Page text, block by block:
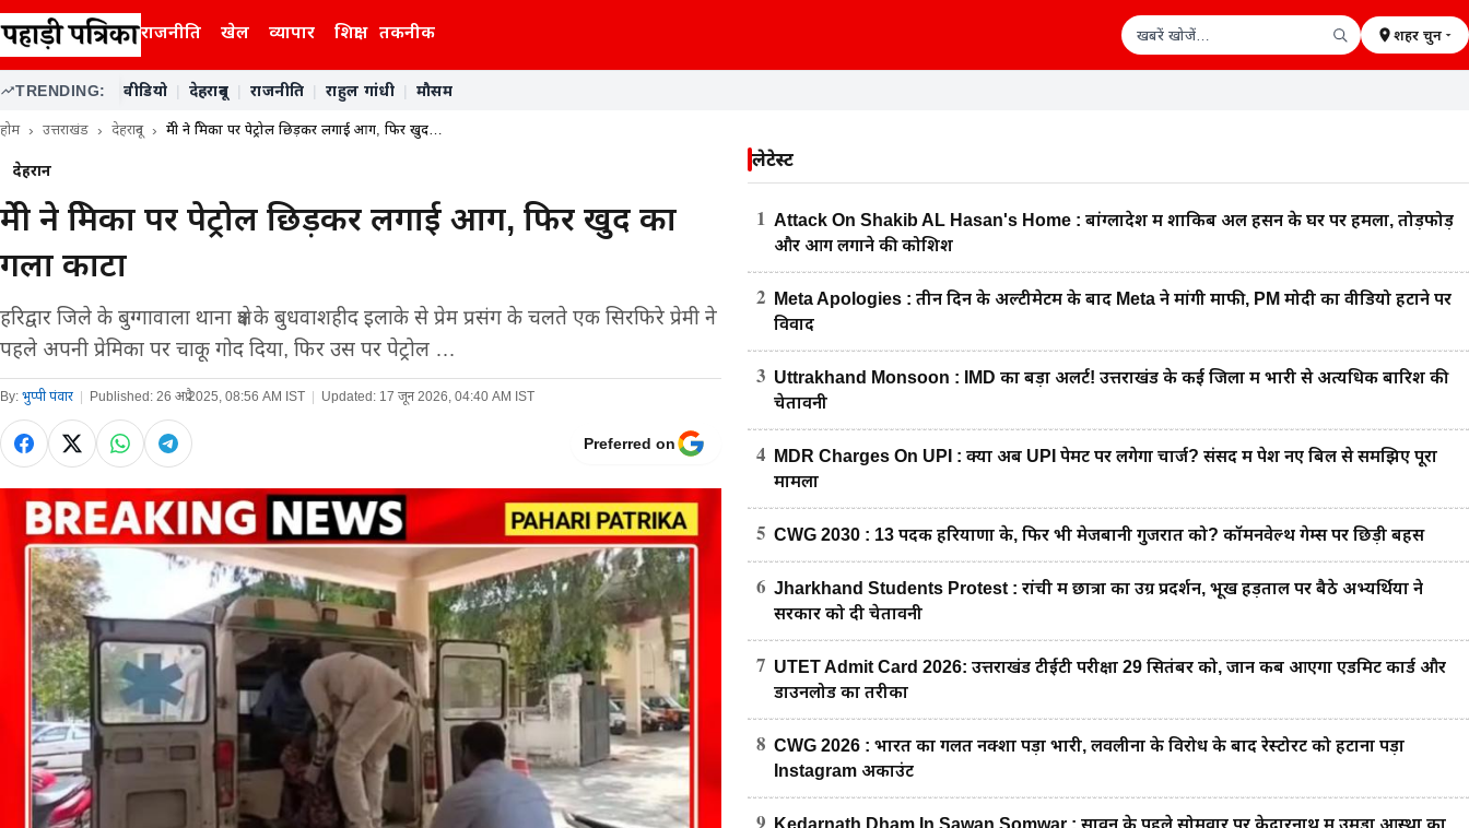
राजनीति खेल व्यापार शिक्षा
तकनीक
शहर चुनें
TRENDING: वीडियो | देहरादून | राजनीति | राहुल गांधी | मौसम
होम उत्तराखंड देहरादून प्रेमी ने प्रेमिका पर पेट्रोल छिड़कर लगाई आग, फिर खुद…
देहरादून
प्रेमी ने प्रेमिका पर पेट्रोल छिड़कर लगाई आग, फिर खुद का
गला काटा
हरिद्वार जिले के बुग्गावाला थाना क्षेत्र के बुधवाशहीद इलाके से प्रेम प्रसंग के चलते एक सिरफिरे प्रेमी ने
पहले अपनी प्रेमिका पर चाकू गोद दिया, फिर उस पर पेट्रोल …
By: भुप्पी पंवार Published: 26 अप्रै 2025, 08:56 AM IST Updated: 17 जून 2026, 04:40 AM IST
Preferred on
लेटेस्ट
1 Attack On Shakib AL Hasan's Home : बांग्लादेश में शाकिब अल हसन के घर पर हमला, तोड़फोड़
और आग लगाने की कोशिश
2
Meta Apologies : तीन दिन के अल्टीमेटम के बाद Meta ने मांगी माफी, PM मोदी का वीडियो हटाने पर
विवाद
3 Uttrakhand Monsoon : IMD का बड़ा अलर्ट! उत्तराखंड के कई जिलों में भारी से अत्यधिक बारिश की
चेतावनी
4
MDR Charges On UPI : क्या अब UPI पेमेंट पर लगेगा चार्ज? संसद में पेश नए बिल से समझिए पूरा
मामला
5 CWG 2030 : 13 पदक हरियाणा के, फिर भी मेजबानी गुजरात को? कॉमनवेल्थ गेम्स पर छिड़ी बहस
6 Jharkhand Students Protest : रांची में छात्रों का उग्र प्रदर्शन, भूख हड़ताल पर बैठे अभ्यर्थियों ने
सरकार को दी चेतावनी
7 UTET Admit Card 2026: उत्तराखंड टीईटी परीक्षा 29 सितंबर को, जानें कब आएगा एडमिट कार्ड और
डाउनलोड का तरीका
8 CWG 2026 : भारत का गलत नक्शा पड़ा भारी, लवलीना के विरोध के बाद रेस्टोरेंट को हटाना पड़ा
Instagram अकाउंट
9
Kedarnath Dham In Sawan Somwar : सावन के पहले सोमवार पर केदारनाथ में उमड़ा आस्था का